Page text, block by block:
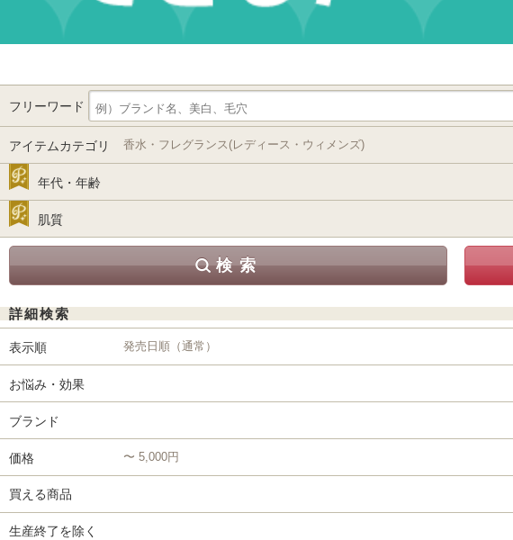
フリーワード
アイテムカテゴリ 香水・フレグランス(レディース・ウィメンズ)
年代・年齢
肌質
詳細検索
表示順 発売日順（通常）
お悩み・効果
ブランド
価格 〜 5,000円
買える商品
生産終了を除く